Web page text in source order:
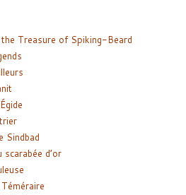
the Treasure of Spiking-Beard
Sindbad
scarabée d’or